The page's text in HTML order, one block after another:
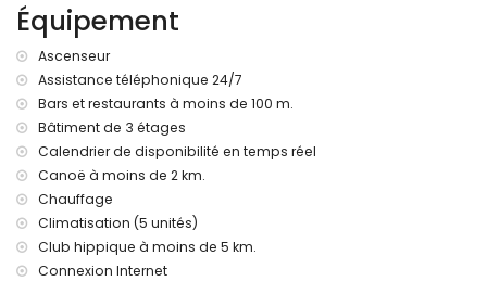
de 3 kilomètres de l'appartement)
aéroport le plus proche : Alicante (à moins de 100
kilomètres de l'appartement)
deuxième aéroport le plus proche : Valence (> 100
kilomètres)
transports en commun à proximité : bus à 200 mètres
les animaux domestiques ne sont pas admis
Le bâtiment où se trouve le logement est équipé d'un
Le logement est très adapté pour les familles avec enfants
Installations et services inclus dans le prix de location de
l'appartement
Équipement
Ascenseur
Assistance téléphonique 24/7
Bars et restaurants à moins de 100 m.
Bâtiment de 3 étages
Calendrier de disponibilité en temps réel
Canoë à moins de 2 km.
Chauffage
Climatisation (5 unités)
Club hippique à moins de 5 km.
Connexion Internet